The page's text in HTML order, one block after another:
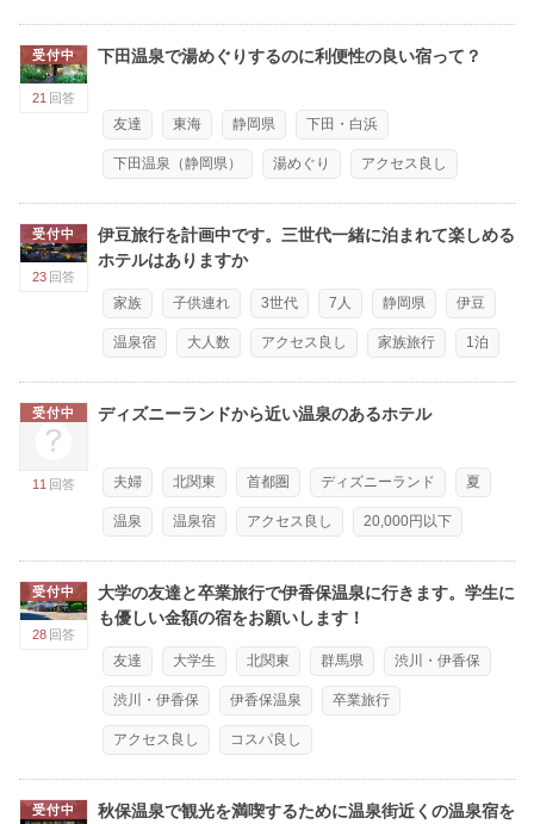
受付中
21 回答
下田温泉で湯めぐりするのに利便性の良い宿って？
友達 東海 静岡県 下田・白浜
下田温泉（静岡県） 湯めぐり アクセス良し
受付中
23 回答
伊豆旅行を計画中です。三世代一緒に泊まれて楽しめる
ホテルはありますか
家族 子供連れ 3世代 7人 静岡県 伊豆
温泉宿 大人数 アクセス良し 家族旅行 1泊
受付中
11 回答
ディズニーランドから近い温泉のあるホテル
夫婦 北関東 首都圏 ディズニーランド 夏
温泉 温泉宿 アクセス良し 20,000円以下
受付中
28 回答
大学の友達と卒業旅行で伊香保温泉に行きます。学生に
も優しい金額の宿をお願いします！
友達 大学生 北関東 群馬県 渋川・伊香保
渋川・伊香保 伊香保温泉 卒業旅行
アクセス良し コスパ良し
受付中
秋保温泉で観光を満喫するために温泉街近くの温泉宿を